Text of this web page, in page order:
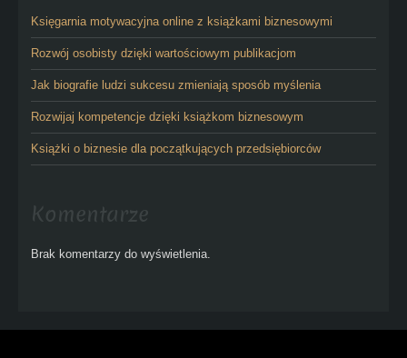
Księgarnia motywacyjna online z książkami biznesowymi
Rozwój osobisty dzięki wartościowym publikacjom
Jak biografie ludzi sukcesu zmieniają sposób myślenia
Rozwijaj kompetencje dzięki książkom biznesowym
Książki o biznesie dla początkujących przedsiębiorców
Komentarze
Brak komentarzy do wyświetlenia.